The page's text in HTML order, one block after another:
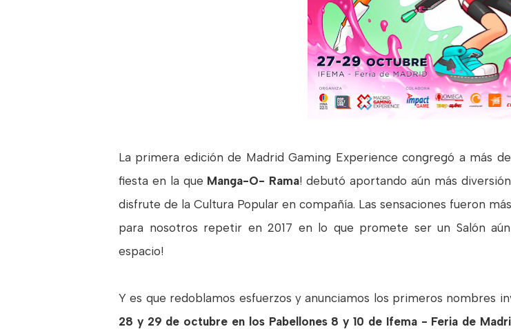
La primera edición de Madrid Gaming Experience congregó a más
fiesta en la que Manga-O- Rama! debutó aportando aún más
disfrute de la Cultura Popular en compañía. Las sensaciones fueron
para nosotros repetir en 2017 en lo que promete ser un Salón
espacio!
Y es que redoblamos esfuerzos y anunciamos los primeros nombres
28 y 29 de octubre en los Pabellones 8 y 10 de Ifema - Feria de